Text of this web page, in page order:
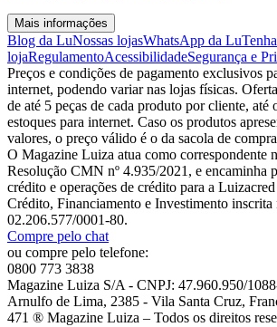
Mais informações
Blog da LuNossas lojasWhatsApp da Lu
lojaRegulamentoAcessibilidadeSegurança e
Preços e condições de pagamento exclusivos
internet, podendo variar nas lojas físicas.
de até 5 peças de cada produto por cliente, até
estoques para internet. Caso os produtos
valores, o preço válido é o da sacola de
O Magazine Luiza atua como correspondente
Resolução CMN nº 4.935/2021, e encaminha
crédito e operações de crédito para a
Crédito, Financiamento e Investimento inscrita
02.206.577/0001-80.
Compre pelo chat
ou compre pelo telefone:
0800 773 3838
Magazine Luiza S/A - CNPJ: 47.960.950/
Arnulfo de Lima, 2385 - Vila Santa Cruz,
471 ® Magazine Luiza – Todos os direitos